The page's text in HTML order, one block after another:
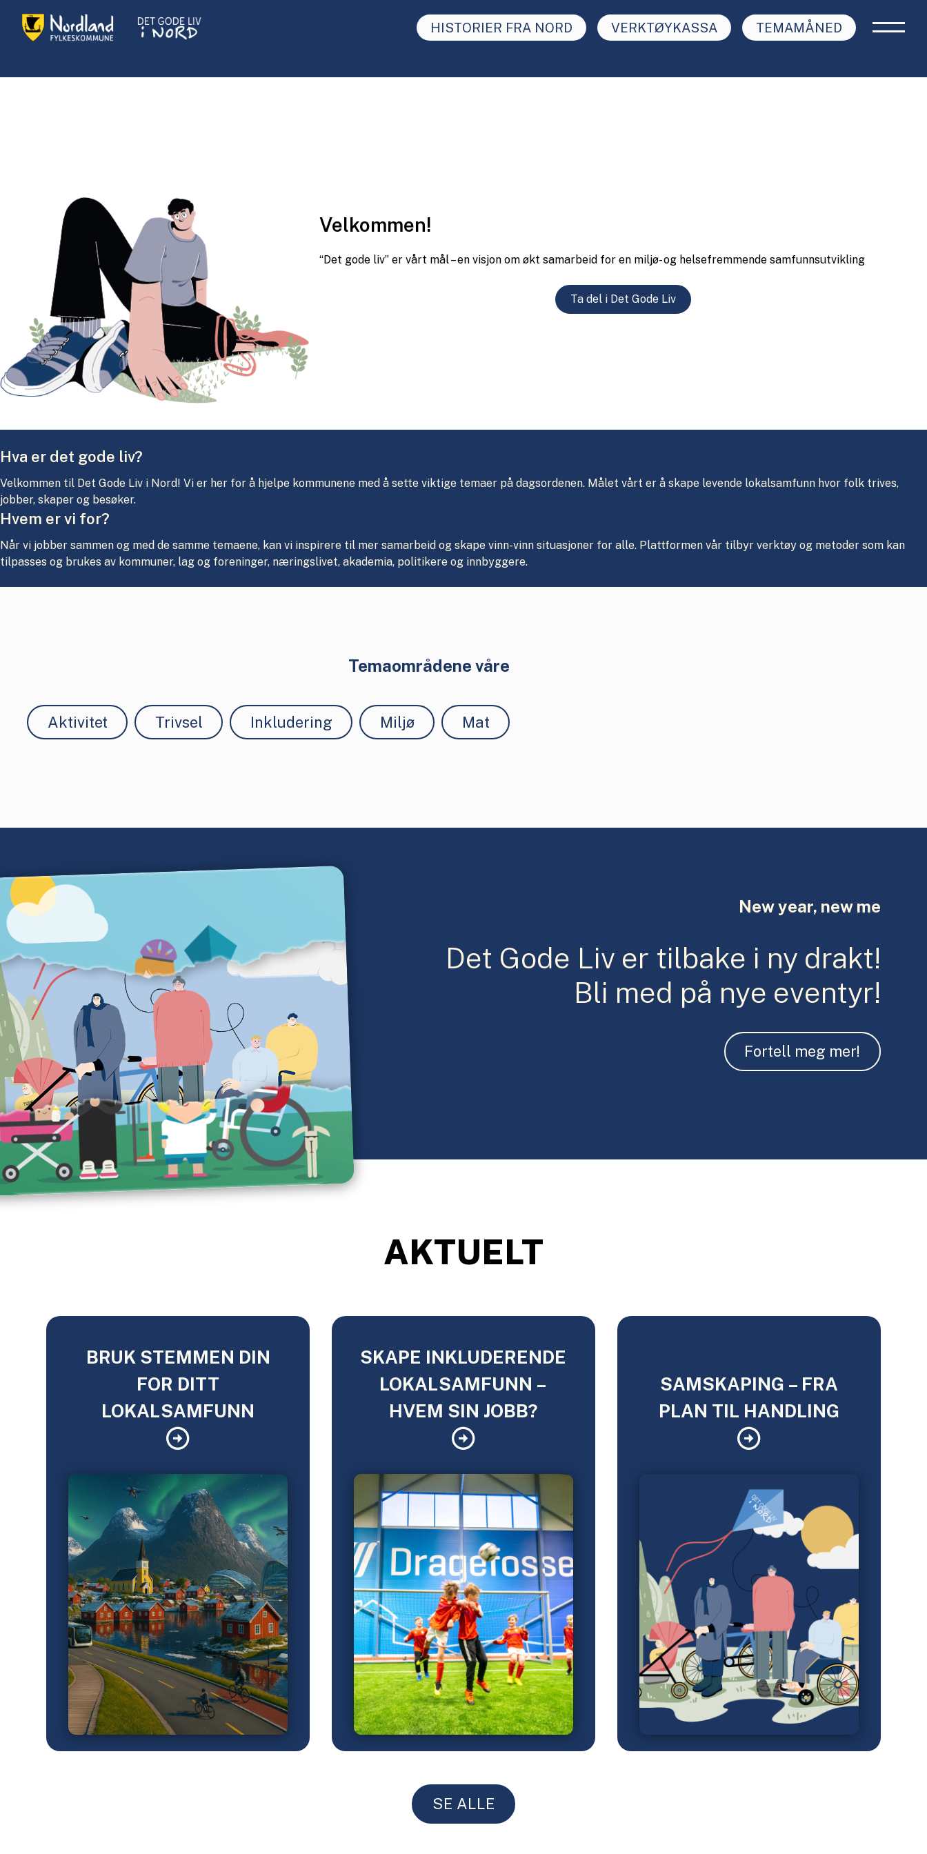
HISTORIER FRA NORD VERKTØYKASSA TEMAMÅNED
Velkommen!
“Det gode liv” er vårt mål – en visjon om økt samarbeid for en miljø- og helsefremmende samfunnsutvikling
Ta del i Det Gode Liv
Hva er det gode liv?
Velkommen til Det Gode Liv i Nord! Vi er her for å hjelpe kommunene med å sette viktige temaer på dagsordenen. Målet vårt er å skape levende lokalsamfunn hvor folk trives,
jobber, skaper og besøker.
Hvem er vi for?
Når vi jobber sammen og med de samme temaene, kan vi inspirere til mer samarbeid og skape vinn-vinn situasjoner for alle. Plattformen vår tilbyr verktøy og metoder som kan
tilpasses og brukes av kommuner, lag og foreninger, næringslivet, akademia, politikere og innbyggere.
Temaområdene våre
Aktivitet Trivsel Inkludering Miljø Mat
New year, new me
Det Gode Liv er tilbake i ny drakt!
Bli med på nye eventyr!
Fortell meg mer!
AKTUELT
BRUK STEMMEN DIN
FOR DITT
LOKALSAMFUNN
SKAPE INKLUDERENDE
LOKALSAMFUNN –
HVEM SIN JOBB?
SAMSKAPING – FRA
PLAN TIL HANDLING
SE ALLE